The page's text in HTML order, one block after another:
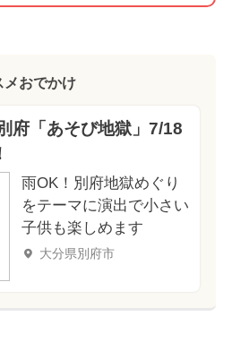
メおでかけ
府「あそび地獄」7/18
雨OK！別府地獄めぐり
をテーマに演出で小さい
子供も楽しめます
大分県別府市